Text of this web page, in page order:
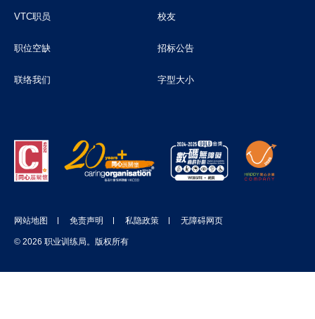
VTC职员 校友
职位空缺 招标公告
联络我们 字型大小
网站地图 免责声明 私隐政策 无障碍网页
© 2026 职业训练局。版权所有